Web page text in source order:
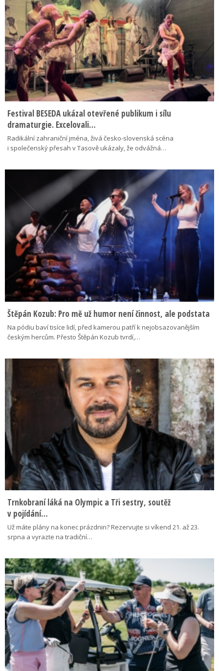
Festival BESEDA ukázal otevřené publikum i sílu
dramaturgie. Excelovali…
Radikální zahraniční jména, živá česko-slovenská scéna
i společenský přesah v Tasově ukázaly, že odvážná…
Štěpán Kozub: Pro mě už humor není činnost, ale podstata
Na pódiu baví tisíce lidí, před kamerou patří k nejobsazovanějším
českým hercům. Přesto Štěpán Kozub tvrdí,…
Trnkobraní láká na Olympic a Tři sestry, soutěž
v pojídání…
Už máte plány na konec prázdnin? Rezervujte si víkend 21. až 23.
srpna a vyrazte na tradiční…